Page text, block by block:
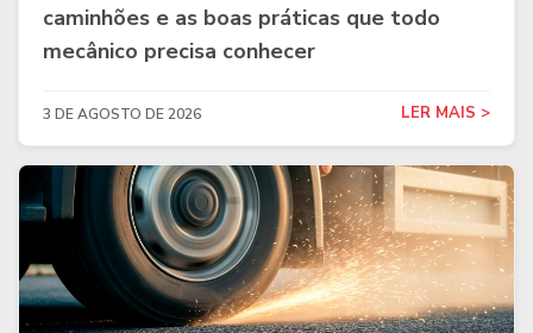
caminhões e as boas práticas que todo
mecânico precisa conhecer
3 DE AGOSTO DE 2026 LER MAIS >